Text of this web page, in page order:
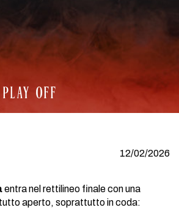
OFF
12/02/2026
entra nel rettilineo finale con una
aperto, soprattutto in coda: